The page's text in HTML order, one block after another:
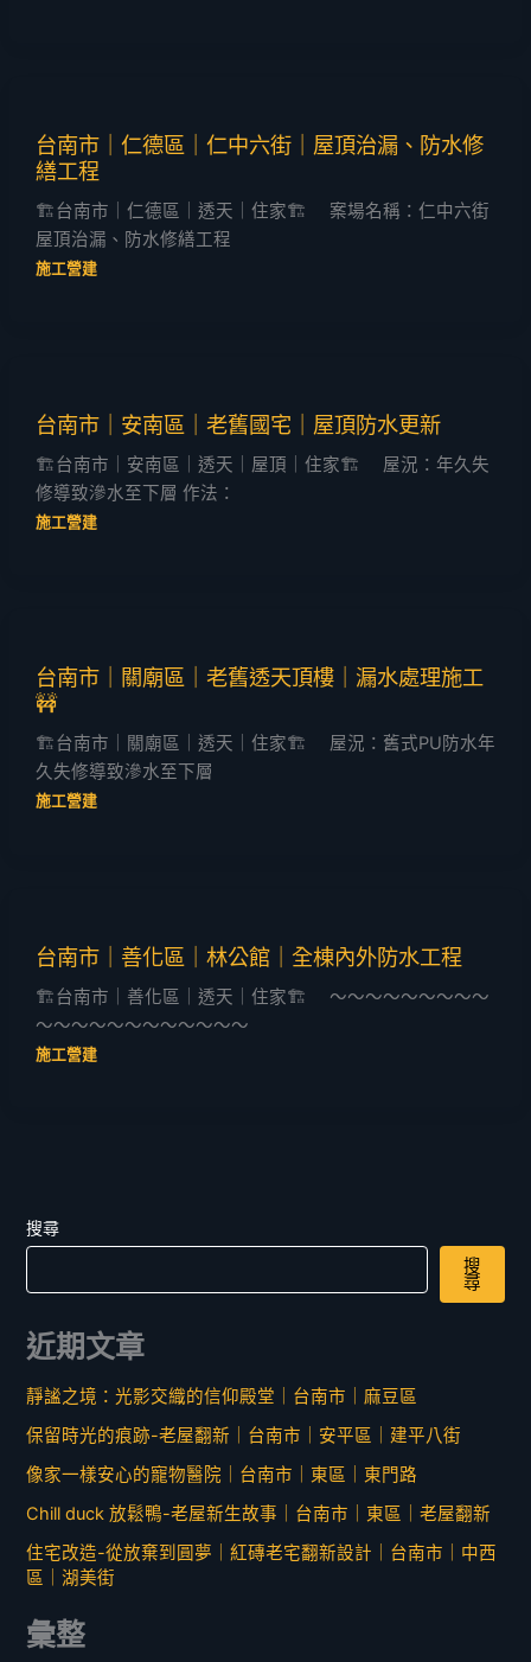
台南市｜仁德區｜仁中六街｜屋頂治漏、防水修
繕工程
🏗️台南市｜仁德區｜透天｜住家🏗️ 案場名稱：仁中六街
屋頂治漏、防水修繕工程
施工營建
台南市｜安南區｜老舊國宅｜屋頂防水更新
🏗️台南市｜安南區｜透天｜屋頂｜住家🏗️ 屋況：年久失
修導致滲水至下層 作法：
施工營建
台南市｜關廟區｜老舊透天頂樓｜漏水處理施工
🚧
🏗️台南市｜關廟區｜透天｜住家🏗️ 屋況：舊式PU防水年
久失修導致滲水至下層
施工營建
台南市｜善化區｜林公館｜全棟內外防水工程
🏗️台南市｜善化區｜透天｜住家🏗️ ～～～～～～～～～
～～～～～～～～～～～～
施工營建
搜尋
搜
尋
近期文章
靜謐之境：光影交織的信仰殿堂｜台南市｜麻豆區
保留時光的痕跡-老屋翻新｜台南市｜安平區｜建平八街
像家一樣安心的寵物醫院｜台南市｜東區｜東門路
Chill duck 放鬆鴨-老屋新生故事｜台南市｜東區｜老屋翻新
住宅改造-從放棄到圓夢｜紅磚老宅翻新設計｜台南市｜中西
區｜湖美街
彙整